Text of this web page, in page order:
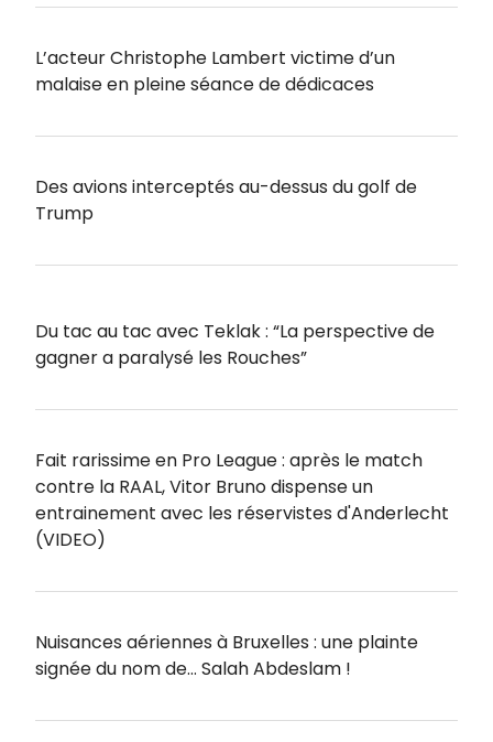
L’acteur Christophe Lambert victime d’un
malaise en pleine séance de dédicaces
Des avions interceptés au-dessus du golf de
Trump
Du tac au tac avec Teklak : “La perspective de
gagner a paralysé les Rouches”
Fait rarissime en Pro League : après le match
contre la RAAL, Vitor Bruno dispense un
entrainement avec les réservistes d'Anderlecht
(VIDEO)
Nuisances aériennes à Bruxelles : une plainte
signée du nom de… Salah Abdeslam !